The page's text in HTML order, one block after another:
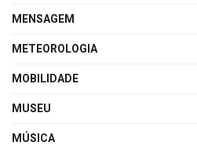
MENSAGEM
METEOROLOGIA
MOBILIDADE
MUSEU
MÚSICA